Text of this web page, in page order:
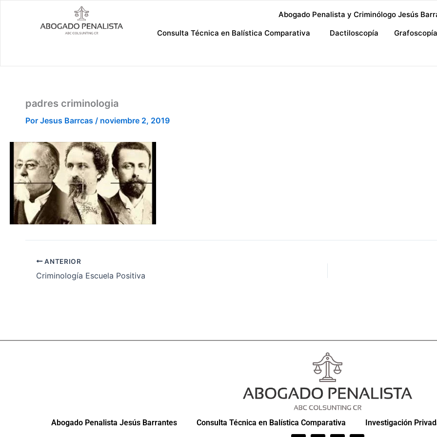
Abogado Penalista y Criminólogo Jesús
Consulta Técnica en Balística Comparativa
Dactiloscopía Grafoscopía
padres criminologia
Por Jesus Barrcas / noviembre 2, 2019
ANTERIOR
Criminología Escuela Positiva
Abogado Penalista Jesús Barrantes Consulta Técnica en Balística Comparativa Investigación